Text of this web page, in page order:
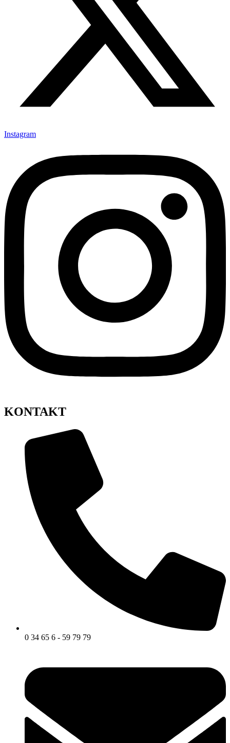
Instagram
KONTAKT
0 34 65 6 - 59 79 79